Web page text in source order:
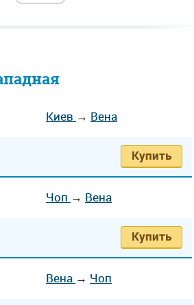
Киев → Вена
Купить
Чоп → Вена
Купить
Вена → Чоп